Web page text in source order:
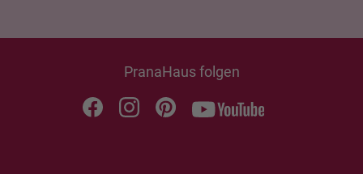
PranaHaus folgen